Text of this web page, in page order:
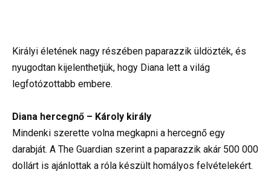
Királyi életének nagy részében paparazzik üldözték, és
nyugodtan kijelenthetjük, hogy Diana lett a világ
legfotózottabb embere.
Diana hercegnő – Károly király
Mindenki szerette volna megkapni a hercegnő egy
darabját. A The Guardian szerint a paparazzik akár 500 000
dollárt is ajánlottak a róla készült homályos felvételekért.